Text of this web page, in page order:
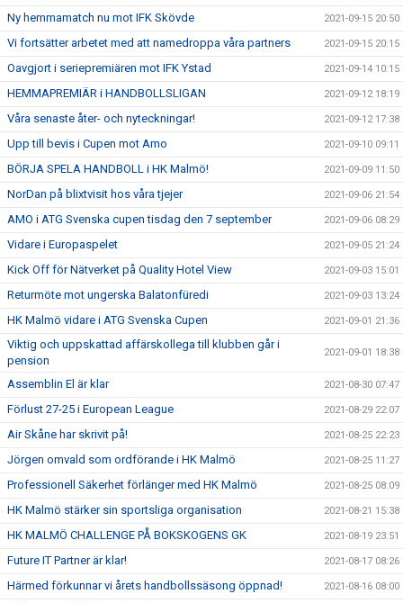
Ny hemmamatch nu mot IFK Skövde 2021-09-15 20:50
Vi fortsätter arbetet med att namedroppa våra partners 2021-09-15 20:15
Oavgjort i seriepremiären mot IFK Ystad 2021-09-14 10:15
HEMMAPREMIÄR i HANDBOLLSLIGAN 2021-09-12 18:19
Våra senaste åter- och nyteckningar! 2021-09-12 17:38
Upp till bevis i Cupen mot Amo 2021-09-10 09:11
BÖRJA SPELA HANDBOLL i HK Malmö! 2021-09-09 11:50
NorDan på blixtvisit hos våra tjejer 2021-09-06 21:54
AMO i ATG Svenska cupen tisdag den 7 september 2021-09-06 08:29
Vidare i Europaspelet 2021-09-05 21:24
Kick Off för Nätverket på Quality Hotel View 2021-09-03 15:01
Returmöte mot ungerska Balatonfüredi 2021-09-03 13:24
HK Malmö vidare i ATG Svenska Cupen 2021-09-01 21:36
Viktig och uppskattad affärskollega till klubben går i
pension
2021-09-01 18:38
Assemblin El är klar 2021-08-30 07:47
Förlust 27-25 i European League 2021-08-29 22:07
Air Skåne har skrivit på! 2021-08-25 22:23
Jörgen omvald som ordförande i HK Malmö 2021-08-25 11:27
Professionell Säkerhet förlänger med HK Malmö 2021-08-25 08:09
HK Malmö stärker sin sportsliga organisation 2021-08-21 15:38
HK MALMÖ CHALLENGE PÅ BOKSKOGENS GK 2021-08-19 23:51
Future IT Partner är klar! 2021-08-17 08:26
Härmed förkunnar vi årets handbollssäsong öppnad! 2021-08-16 08:00